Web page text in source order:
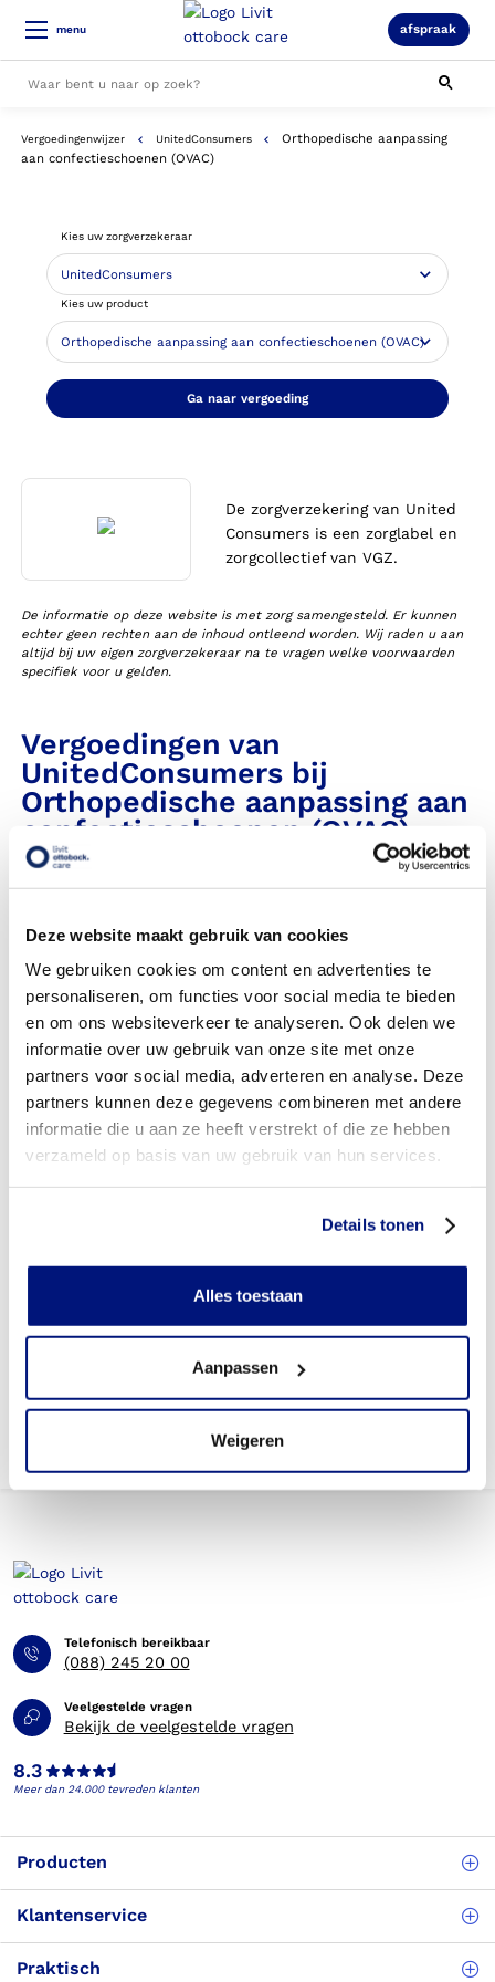
Deze website maakt gebruik van cookies
We gebruiken cookies om content en advertenties te
personaliseren, om functies voor social media te bieden
en om ons websiteverkeer te analyseren. Ook delen we
informatie over uw gebruik van onze site met onze
partners voor social media, adverteren en analyse. Deze
partners kunnen deze gegevens combineren met andere
informatie die u aan ze heeft verstrekt of die ze hebben
verzameld op basis van uw gebruik van hun services.
Details tonen
Alles toestaan
Aanpassen
Weigeren
menu afspraak
Alle resultaten
Vergoedingenwijzer UnitedConsumers
Orthopedische aanpassing
aan confectieschoenen (OVAC)
Kies uw zorgverzekeraar
Kies uw product
Ga naar vergoeding
De zorgverzekering van United
Consumers is een zorglabel en
zorgcollectief van VGZ.
De informatie op deze website is met zorg samengesteld. Er kunnen
echter geen rechten aan de inhoud ontleend worden. Wij raden u aan
altijd bij uw eigen zorgverzekeraar na te vragen welke voorwaarden
specifiek voor u gelden.
Vergoedingen van
UnitedConsumers bij
Orthopedische aanpassing aan
confectieschoenen (OVAC)
aan mijn confectieschoenen, ook wel OVAC genoemd?
Moet ik een eigen bijdrage betalen voor OVAC?
Heb ik vooraf toestemming nodig van mijn
zorgverzekeraar?
Wie mag orthopedische aanpassingen aan
Kan ik een paar extra confectieschoenen laten aanpassen,
om dagelijks te wisselen?
Wanneer mag ik van mijn zorgverzekeraar een nieuw paar
confectieschoenen laten aanpassen (gebruikstermijn)?
Telefonisch bereikbaar
(088) 245 20 00
Veelgestelde vragen
Bekijk de veelgestelde vragen
8.3
Meer dan 24.000 tevreden klanten
Producten
Klantenservice
Praktisch